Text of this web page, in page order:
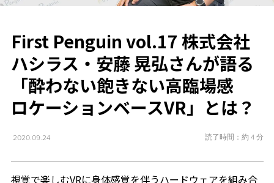
First Penguin vol.17 株式会社
ハシラス・安藤 晃弘さんが語る
「酔わない飽きない高臨場感
ロケーションベースVR」とは？
2020.09.24 読了時間：約 4 分
視覚で楽しむVRに身体感覚を伴うハードウェアを組み合